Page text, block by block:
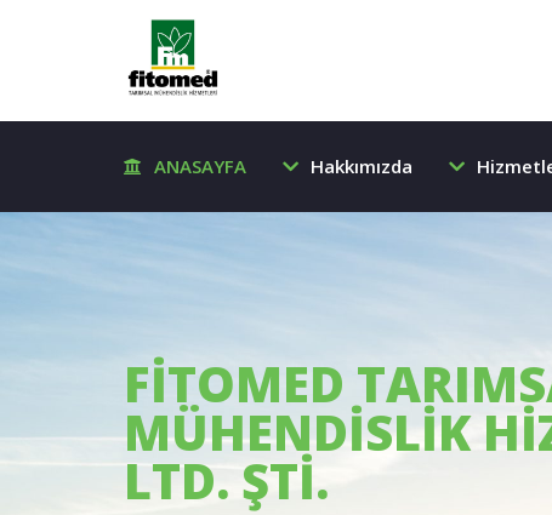
ANASAYFA Hakkımızda
FİTOMED
MÜHENDİSLİK
LTD. ŞTİ.